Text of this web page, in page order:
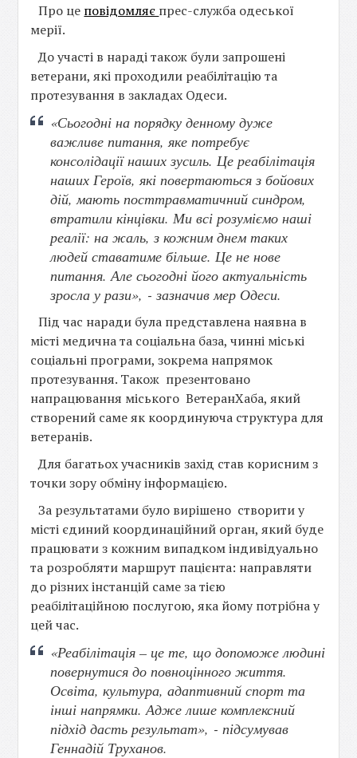
Про це повідомляє прес-служба одеської
мерії.
До участі в нараді також були запрошені
ветерани, які проходили реабілітацію та
протезування в закладах Одеси.
«Сьогодні на порядку денному дуже
важливе питання, яке потребує
консолідації наших зусиль. Це реабілітація
наших Героїв, які повертаються з бойових
дій, мають посттравматичний синдром,
втратили кінцівки. Ми всі розуміємо наші
реалії: на жаль, з кожним днем таких
людей ставатиме більше. Це не нове
питання. Але сьогодні його актуальність
зросла у рази», - зазначив мер Одеси.
Під час наради була представлена наявна в
місті медична та соціальна база, чинні міські
соціальні програми, зокрема напрямок
протезування. Також презентовано
напрацювання міського ВетеранХаба, який
створений саме як координуюча структура для
ветеранів.
Для багатьох учасників захід став корисним з
точки зору обміну інформацією.
За результатами було вирішено створити у
місті єдиний координаційний орган, який буде
працювати з кожним випадком індивідуально
та розробляти маршрут пацієнта: направляти
до різних інстанцій саме за тією
реабілітаційною послугою, яка йому потрібна у
цей час.
«Реабілітація – це те, що допоможе людині
повернутися до повноцінного життя.
Освіта, культура, адаптивний спорт та
інші напрямки. Адже лише комплексний
підхід дасть результат», - підсумував
Геннадій Труханов.